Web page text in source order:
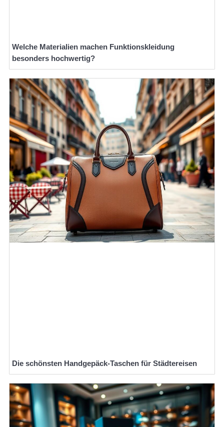
Welche Materialien machen Funktionskleidung
besonders hochwertig?
Die schönsten Handgepäck-Taschen für Städtereisen